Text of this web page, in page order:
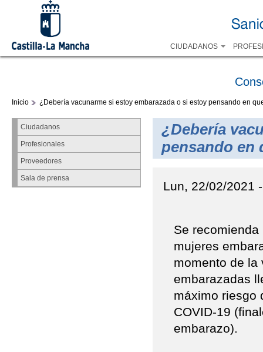
CIUDADANOS
Inicio ¿Debería vacunarme si estoy embarazada o si estoy pensando en
Ciudadanos
Profesionales
Proveedores
Sala de prensa
¿Debería
pensando en
Lun, 22/02/2021
Se
mujeres
momento de la
embarazadas
máximo riesgo
COVID-19
embarazo).